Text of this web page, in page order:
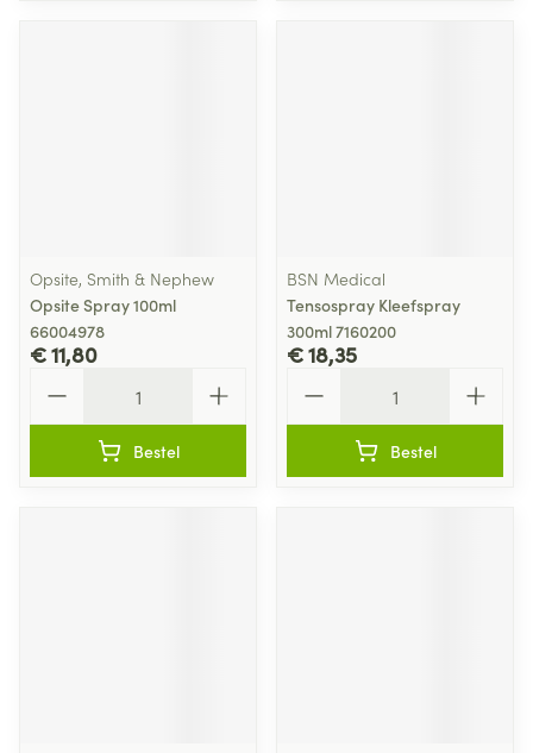
Opsite, Smith & Nephew
Opsite Spray 100ml
66004978
€ 11,80
Bestel
BSN Medical
Tensospray Kleefspray
300ml 7160200
€ 18,35
Bestel